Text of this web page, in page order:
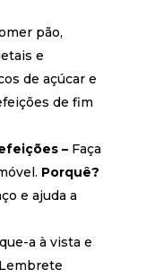
pão,
e
de açúcar e
de fim
–Faça
Porquê?
e ajuda a
a à vista e
Lembrete